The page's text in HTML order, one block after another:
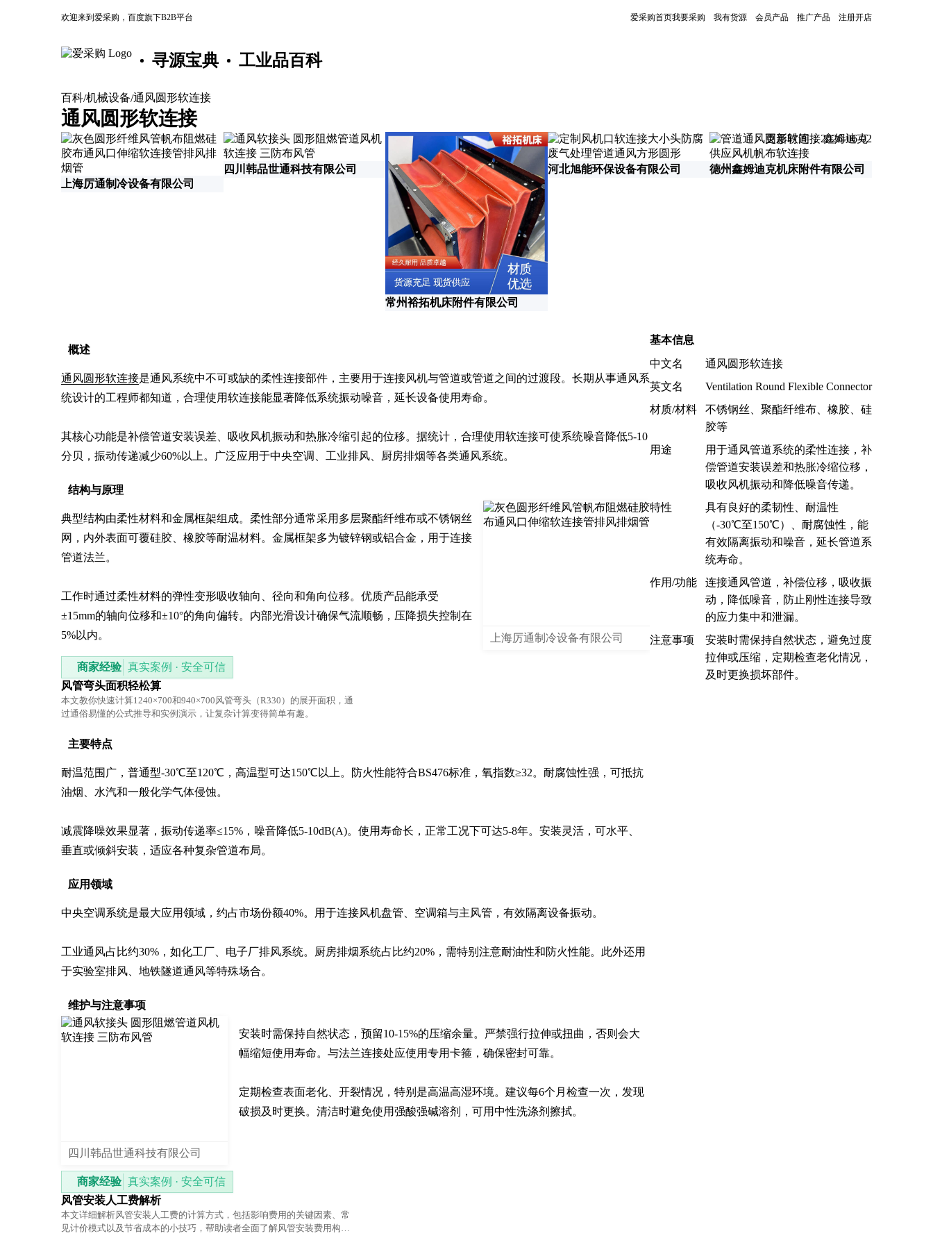
欢迎来到爱采购，百度旗下B2B平台 爱采购首页我要采购 我有货源 会员产品 推广产品 注册开店
寻源宝典 工业品百科
百科/机械设备/通风圆形软连接
通风圆形软连接
更新时间：2026-06-02
上海厉通制冷设备有限公司
四川韩品世通科技有限公司
常州裕拓机床附件有限公司
河北旭能环保设备有限公司 德州鑫姆迪克机床附件有限公司
概述
通风圆形软连接是通风系统中不可或缺的柔性连接部件，主要用于连接风机与管道或管道之间的过渡段。长期从事通风系
统设计的工程师都知道，合理使用软连接能显著降低系统振动噪音，延长设备使用寿命。
其核心功能是补偿管道安装误差、吸收风机振动和热胀冷缩引起的位移。据统计，合理使用软连接可使系统噪音降低5-10
分贝，振动传递减少60%以上。广泛应用于中央空调、工业排风、厨房排烟等各类通风系统。
结构与原理
上海厉通制冷设备有限公司
典型结构由柔性材料和金属框架组成。柔性部分通常采用多层聚酯纤维布或不锈钢丝
网，内外表面可覆硅胶、橡胶等耐温材料。金属框架多为镀锌钢或铝合金，用于连接
管道法兰。
工作时通过柔性材料的弹性变形吸收轴向、径向和角向位移。优质产品能承受
±15mm的轴向位移和±10°的角向偏转。内部光滑设计确保气流顺畅，压降损失控制在
5%以内。
商家经验 真实案例 · 安全可信
风管弯头面积轻松算
本文教你快速计算1240×700和940×700风管弯头（R330）的展开面积，通
过通俗易懂的公式推导和实例演示，让复杂计算变得简单有趣。
主要特点
耐温范围广，普通型-30℃至120℃，高温型可达150℃以上。防火性能符合BS476标准，氧指数≥32。耐腐蚀性强，可抵抗
油烟、水汽和一般化学气体侵蚀。
减震降噪效果显著，振动传递率≤15%，噪音降低5-10dB(A)。使用寿命长，正常工况下可达5-8年。安装灵活，可水平、
垂直或倾斜安装，适应各种复杂管道布局。
应用领域
中央空调系统是最大应用领域，约占市场份额40%。用于连接风机盘管、空调箱与主风管，有效隔离设备振动。
工业通风占比约30%，如化工厂、电子厂排风系统。厨房排烟系统占比约20%，需特别注意耐油性和防火性能。此外还用
于实验室排风、地铁隧道通风等特殊场合。
维护与注意事项
四川韩品世通科技有限公司
安装时需保持自然状态，预留10-15%的压缩余量。严禁强行拉伸或扭曲，否则会大
幅缩短使用寿命。与法兰连接处应使用专用卡箍，确保密封可靠。
定期检查表面老化、开裂情况，特别是高温高湿环境。建议每6个月检查一次，发现
破损及时更换。清洁时避免使用强酸强碱溶剂，可用中性洗涤剂擦拭。
商家经验 真实案例 · 安全可信
风管安装人工费解析
本文详细解析风管安装人工费的计算方式，包括影响费用的关键因素、常
见计价模式以及节省成本的小技巧，帮助读者全面了解风管安装费用构
基本信息
中文名
通风圆形软连接
英文名
Ventilation Round Flexible Connector
材质/材料
不锈钢丝、聚酯纤维布、橡胶、硅
胶等
用途
用于通风管道系统的柔性连接，补
偿管道安装误差和热胀冷缩位移，
吸收风机振动和降低噪音传递。
特性
具有良好的柔韧性、耐温性
（-30℃至150℃）、耐腐蚀性，能
有效隔离振动和噪音，延长管道系
统寿命。
作用/功能
连接通风管道，补偿位移，吸收振
动，降低噪音，防止刚性连接导致
的应力集中和泄漏。
注意事项
安装时需保持自然状态，避免过度
拉伸或压缩，定期检查老化情况，
及时更换损坏部件。